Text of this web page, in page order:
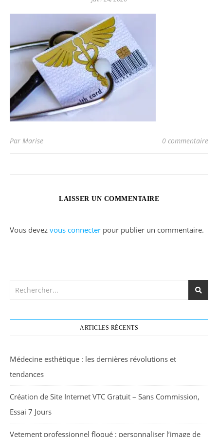
Par Marise 0 commentaire
LAISSER UN COMMENTAIRE
Vous devez vous connecter pour publier un commentaire.
ARTICLES RÉCENTS
Médecine esthétique : les dernières révolutions et
tendances
Création de Site Internet VTC Gratuit – Sans Commission,
Essai 7 Jours
Vetement professionnel floqué : personnaliser l’image de